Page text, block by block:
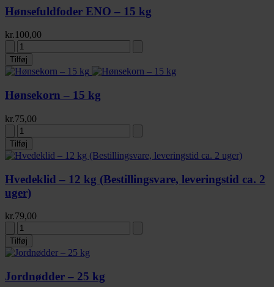
Hønsefuldfoder ENO – 15 kg
kr.100,00
Tilføj
Hønsekorn – 15 kg
kr.75,00
Tilføj
Hvedeklid – 12 kg (Bestillingsvare, leveringstid ca. 2
uger)
kr.79,00
Tilføj
Jordnødder – 25 kg